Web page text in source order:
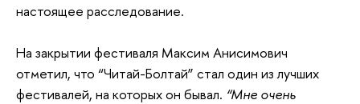
настоящее расследование.
На закрытии фестиваля Максим Анисимович
отметил, что “Читай-Болтай” стал один из лучших
фестивалей, на которых он бывал. “Мне очень